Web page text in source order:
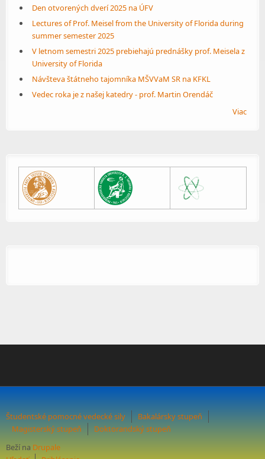
Den otvorených dverí 2025 na ÚFV
Lectures of Prof. Meisel from the University of Florida during
summer semester 2025
V letnom semestri 2025 prebiehajú prednášky prof. Meisela z
University of Florida
Návšteva štátneho tajomníka MŠVVaM SR na KFKL
Vedec roka je z našej katedry - prof. Martin Orendáč
Viac
Študentské pomocné vedecké sily
Bakalársky stupeň
Magisterský stupeň
Doktorandský stupeň
Beží na Drupale